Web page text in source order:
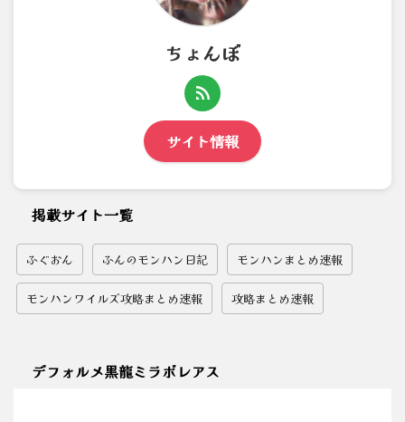
ちょんぼ
サイト情報
掲載サイト一覧
ふぐおん ふんのモンハン日記 モンハンまとめ速報
モンハンワイルズ攻略まとめ速報 攻略まとめ速報
デフォルメ黒龍ミラボレアス